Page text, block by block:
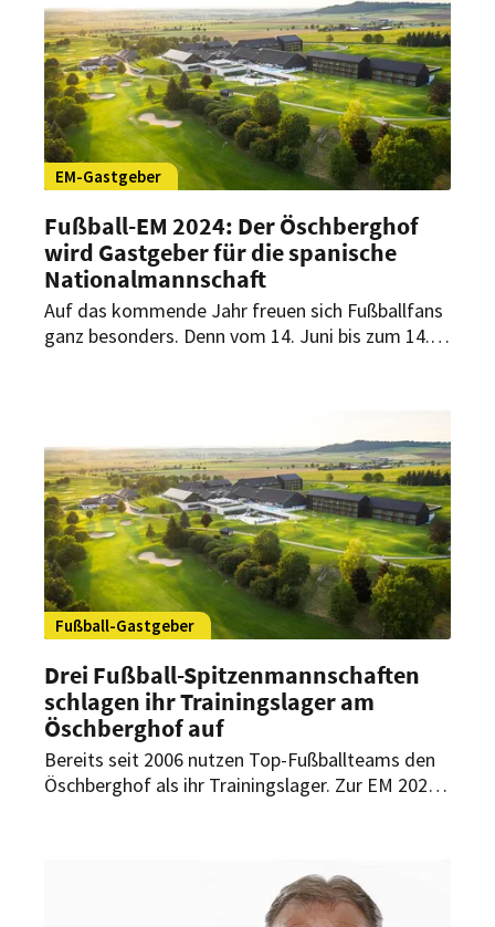
Cristiano Ronaldo im Hotel-Residence
Klosterpforte. Wie sich das Hotel auf die Ankunft
der Portugiesen vorbereitet, verrät der
Geschäftsführende Direktor Christopher
Schemmink in einem weiteren Teil der exklusiven
EM-Interviewreihe von HOGAPAGE.
EM-Gastgeber
Fußball-EM 2024: Der Öschberghof
wird Gastgeber für die spanische
Nationalmannschaft
Auf das kommende Jahr freuen sich Fußballfans
ganz besonders. Denn vom 14. Juni bis zum 14.
Fußball-Gastgeber
Drei Fußball-Spitzenmannschaften
schlagen ihr Trainingslager am
Öschberghof auf
Bereits seit 2006 nutzen Top-Fußballteams den
Öschberghof als ihr Trainingslager. Zur EM 2024
absolvieren gleich drei Spitzenmannschaften ihr
Sommertrainingslager am Öschberghof in